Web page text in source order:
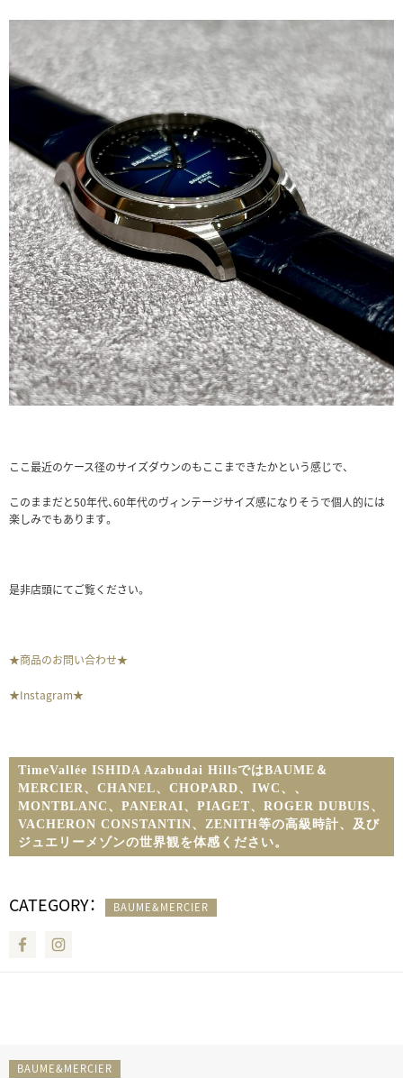
ここ最近のケース径のサイズダウンのもここまできたかという感じで、
このままだと50年代、60年代のヴィンテージサイズ感になりそうで個人的には
楽しみでもあります。
是非店頭にてご覧ください。
★商品のお問い合わせ★
★Instagram★
TimeVallée ISHIDA Azabudai HillsではBAUME＆
MERCIER、CHANEL、CHOPARD、IWC、 、
MONTBLANC、PANERAI、PIAGET、ROGER DUBUIS、
VACHERON CONSTANTIN、ZENITH等の高級時計、及び
ジュエリーメゾンの世界観を体感ください。
CATEGORY： BAUME&MERCIER
Facebook
BAUME&MERCIER